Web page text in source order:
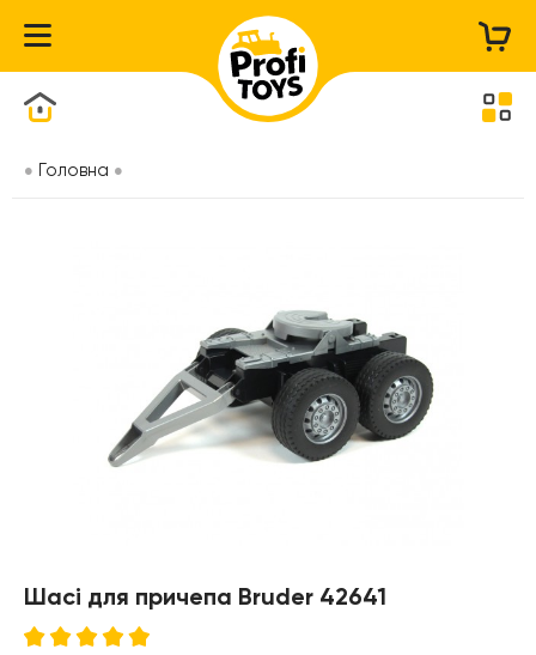
Головна
Шасі для причепа Bruder 42641
Каталог товарів